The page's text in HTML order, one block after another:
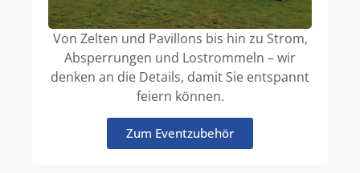
Von Zelten und Pavillons bis hin zu Strom,
Absperrungen und Lostrommeln – wir
denken an die Details, damit Sie entspannt
feiern können.
Zum Eventzubehör